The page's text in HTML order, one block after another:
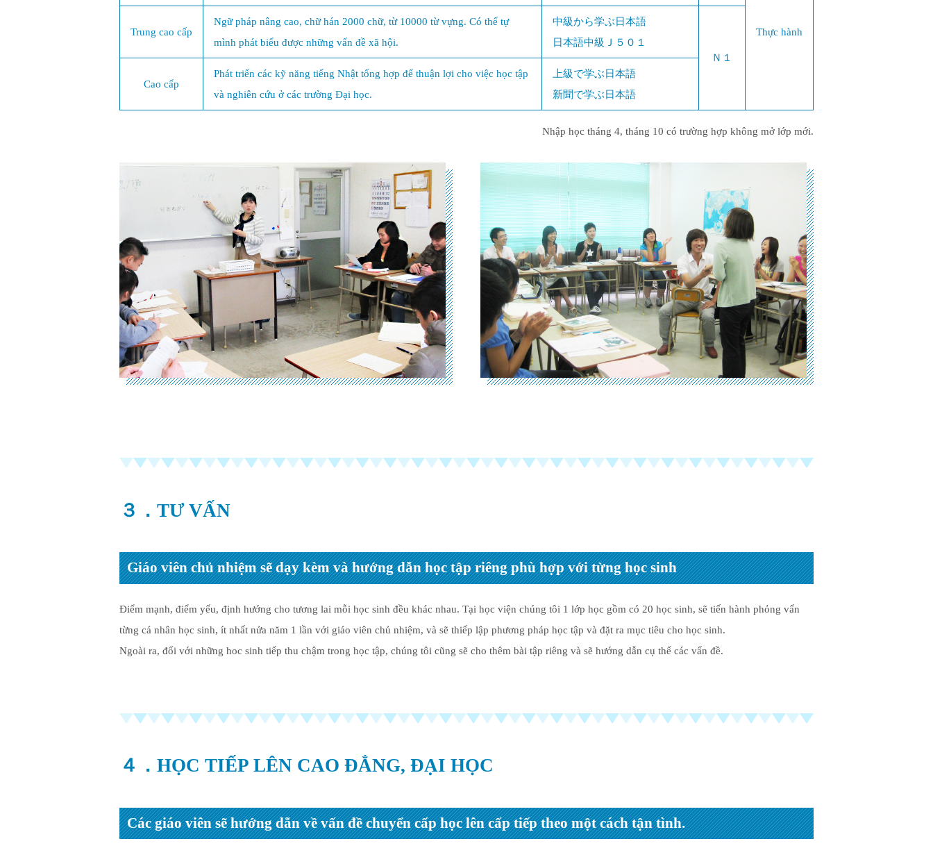
Thực hành
Trung cao cấp
Ngữ pháp nâng cao, chữ hán 2000 chữ, từ 10000 từ vựng. Có thể tự
mình phát biểu được những vấn đề xã hội.
中級から学ぶ日本語
日本語中級Ｊ５０１
Ｎ１
Cao cấp
Phát triển các kỹ năng tiếng Nhật tổng hợp để thuận lợi cho việc học tập
và nghiên cứu ở các trường Đại học.
上級で学ぶ日本語
新聞で学ぶ日本語
Nhập học tháng 4, tháng 10 có trường hợp không mở lớp mới.
３．TƯ VẤN
Giáo viên chủ nhiệm sẽ dạy kèm và hướng dẫn học tập riêng phù hợp với từng học sinh
Điểm mạnh, điểm yếu, định hướng cho tương lai mỗi học sinh đều khác nhau. Tại học viện chúng tôi 1 lớp học gồm có 20 học sinh, sẽ tiến hành phỏng vấn
từng cá nhân học sinh, ít nhất nửa năm 1 lần với giáo viên chủ nhiệm, và sẽ thiếp lập phương pháp học tập và đặt ra mục tiêu cho học sinh.
Ngoài ra, đối với những hoc sinh tiếp thu chậm trong học tập, chúng tôi cũng sẽ cho thêm bài tập riêng và sẽ hướng dẫn cụ thể các vấn đề.
４．HỌC TIẾP LÊN CAO ĐẲNG, ĐẠI HỌC
Các giáo viên sẽ hướng dẫn về vấn đề chuyển cấp học lên cấp tiếp theo một cách tận tình.